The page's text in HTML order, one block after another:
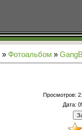
» Фотоальбом »
Просмотров:
Дата: